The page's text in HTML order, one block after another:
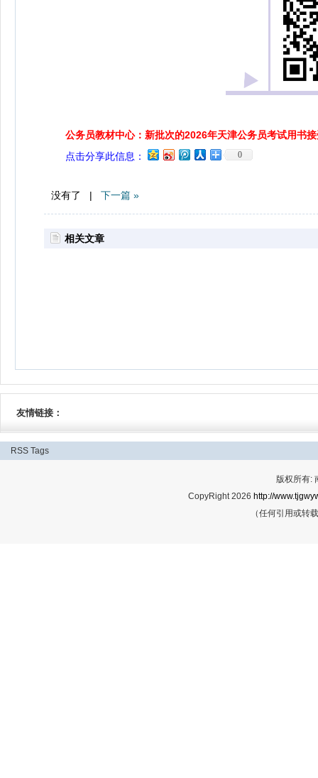
公务员教材中心：新批次的2026年天津公务员考试用书
点击分享此信息：
0
没有了 | 下一篇 »
相关文章
友情链接：
RSS Tags
版权所有:
CopyRight 2026 http://
（任何引用或转